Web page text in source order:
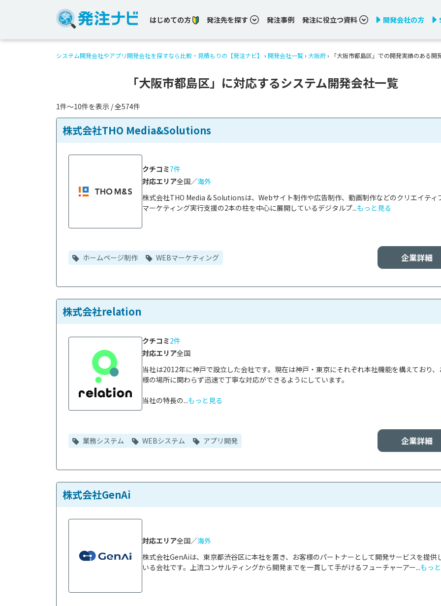
はじめての方 発注先を探す 発注事例 発注に役立つ資料 開発会社の方
システム開発会社やアプリ開発会社を探すなら比較・見積もりの【発注ナビ】 › 開発会社一覧 › 大阪府 › 「大阪市都島区」での開発実績のある開
「大阪市都島区」に対応するシステム開発会社一覧
1件〜10件を表示 / 全574件
株式会社THO Media&Solutions
株式会社THO Media & Solutionsは、Webサイト制作や広告制作、動画制作などのクリエイティ
マーケティング実行支援の2本の柱を中心に展開しているデジタルプ...もっと見る
クチコミ7件
対応エリア全国／海外
企業詳細
ホームページ制作 WEBマーケティング
株式会社relation
当社は2012年に神戸で設立した会社です。現在は神戸・東京にそれぞれ本社機能を構えており、
様の場所に関わらず迅速で丁寧な対応ができるようにしています。
当社の特長の...もっと見る
クチコミ2件
対応エリア全国
企業詳細
業務システム WEBシステム アプリ開発
株式会社GenAi
株式会社GenAiは、東京都渋谷区に本社を置き、お客様のパートナーとして開発サービスを提供
いる会社です。上流コンサルティングから開発までを一貫して手がけるフューチャーアー...もっ
対応エリア全国／海外